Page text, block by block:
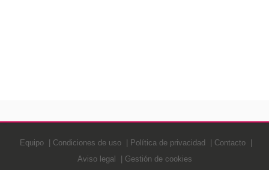
Equipo Condiciones de uso Política de privacidad
Contacto
Aviso legal
Gestión de cookies